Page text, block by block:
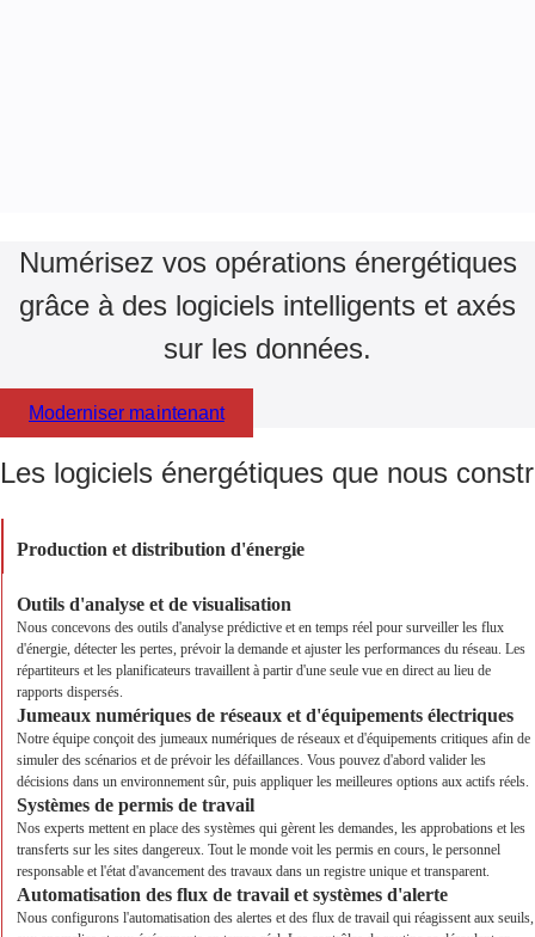
Numérisez vos opérations énergétiques
grâce à des logiciels intelligents et axés
sur les données.
Moderniser maintenant
Les logiciels énergétiques que nous
Production et distribution d'énergie
Outils d'analyse et de visualisation
Nous concevons des outils d'analyse prédictive et en temps réel pour surveiller les flux
d'énergie, détecter les pertes, prévoir la demande et ajuster les performances du réseau. Les
répartiteurs et les planificateurs travaillent à partir d'une seule vue en direct au lieu de
rapports dispersés.
Jumeaux numériques de réseaux et d'équipements électriques
Notre équipe conçoit des jumeaux numériques de réseaux et d'équipements critiques afin de
simuler des scénarios et de prévoir les défaillances. Vous pouvez d'abord valider les
décisions dans un environnement sûr, puis appliquer les meilleures options aux actifs réels.
Systèmes de permis de travail
Nos experts mettent en place des systèmes qui gèrent les demandes, les approbations et les
transferts sur les sites dangereux. Tout le monde voit les permis en cours, le personnel
responsable et l'état d'avancement des travaux dans un registre unique et transparent.
Automatisation des flux de travail et systèmes d'alerte
Nous configurons l'automatisation des alertes et des flux de travail qui réagissent aux seuils,